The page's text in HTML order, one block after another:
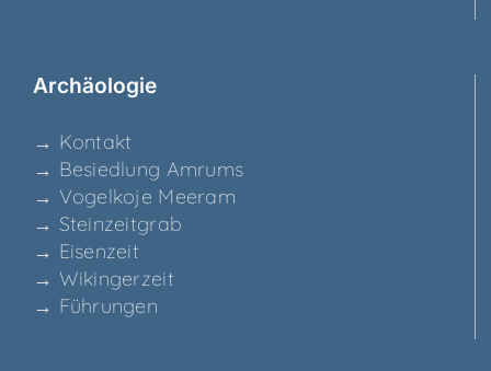
Archäo­lo­gie
→ Kon­takt
→ Besied­lung Amrums
→ Vogel­ko­je Meeram
→ Stein­zeit­grab
→ Eisen­zeit
→ Wikin­ger­zeit
→ Füh­run­gen